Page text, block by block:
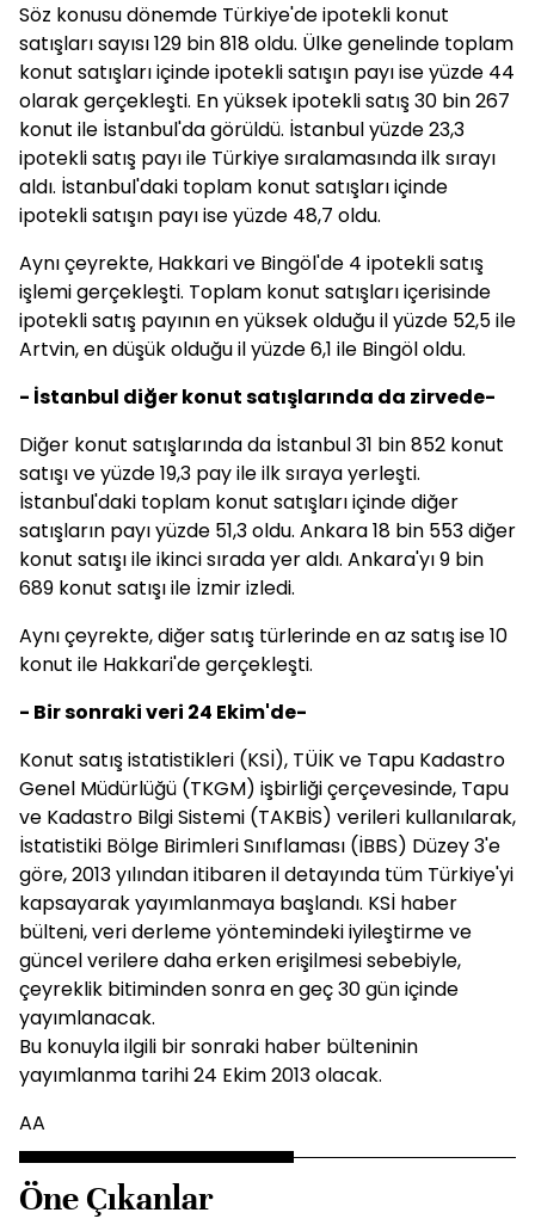
Söz konusu dönemde Türkiye'de ipotekli konut
satışları sayısı 129 bin 818 oldu. Ülke genelinde toplam
konut satışları içinde ipotekli satışın payı ise yüzde 44
olarak gerçekleşti. En yüksek ipotekli satış 30 bin 267
konut ile İstanbul'da görüldü. İstanbul yüzde 23,3
ipotekli satış payı ile Türkiye sıralamasında ilk sırayı
aldı. İstanbul'daki toplam konut satışları içinde
ipotekli satışın payı ise yüzde 48,7 oldu.
Aynı çeyrekte, Hakkari ve Bingöl'de 4 ipotekli satış
işlemi gerçekleşti. Toplam konut satışları içerisinde
ipotekli satış payının en yüksek olduğu il yüzde 52,5 ile
Artvin, en düşük olduğu il yüzde 6,1 ile Bingöl oldu.
- İstanbul diğer konut satışlarında da zirvede-
Diğer konut satışlarında da İstanbul 31 bin 852 konut
satışı ve yüzde 19,3 pay ile ilk sıraya yerleşti.
İstanbul'daki toplam konut satışları içinde diğer
satışların payı yüzde 51,3 oldu. Ankara 18 bin 553 diğer
konut satışı ile ikinci sırada yer aldı. Ankara'yı 9 bin
689 konut satışı ile İzmir izledi.
Aynı çeyrekte, diğer satış türlerinde en az satış ise 10
konut ile Hakkari'de gerçekleşti.
- Bir sonraki veri 24 Ekim'de-
Konut satış istatistikleri (KSİ), TÜİK ve Tapu Kadastro
Genel Müdürlüğü (TKGM) işbirliği çerçevesinde, Tapu
ve Kadastro Bilgi Sistemi (TAKBİS) verileri kullanılarak,
İstatistiki Bölge Birimleri Sınıflaması (İBBS) Düzey 3'e
göre, 2013 yılından itibaren il detayında tüm Türkiye'yi
kapsayarak yayımlanmaya başlandı. KSİ haber
bülteni, veri derleme yöntemindeki iyileştirme ve
güncel verilere daha erken erişilmesi sebebiyle,
çeyreklik bitiminden sonra en geç 30 gün içinde
yayımlanacak.
Bu konuyla ilgili bir sonraki haber bülteninin
yayımlanma tarihi 24 Ekim 2013 olacak.
AA
Öne Çıkanlar